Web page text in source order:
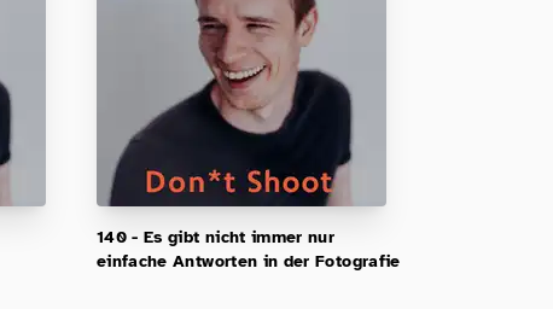
140 - Es gibt nicht immer nur
einfache Antworten in der Fotografie